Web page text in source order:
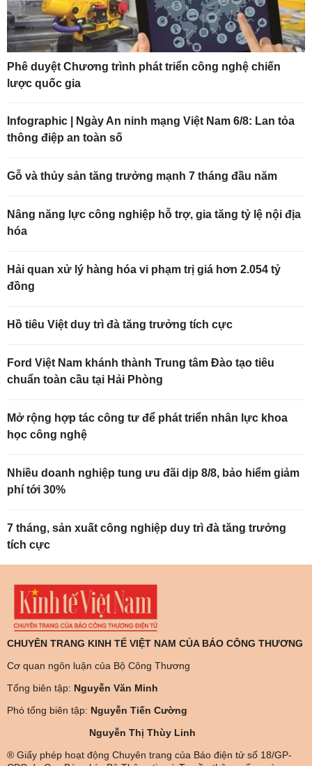
Phê duyệt Chương trình phát triển công nghệ chiến
lược quốc gia
Infographic | Ngày An ninh mạng Việt Nam 6/8: Lan tỏa
thông điệp an toàn số
Gỗ và thủy sản tăng trưởng mạnh 7 tháng đầu năm
Nâng năng lực công nghiệp hỗ trợ, gia tăng tỷ lệ nội địa
hóa
Hải quan xử lý hàng hóa vi phạm trị giá hơn 2.054 tỷ
đồng
Hồ tiêu Việt duy trì đà tăng trưởng tích cực
Ford Việt Nam khánh thành Trung tâm Đào tạo tiêu
chuẩn toàn cầu tại Hải Phòng
Mở rộng hợp tác công tư để phát triển nhân lực khoa
học công nghệ
Nhiều doanh nghiệp tung ưu đãi dịp 8/8, bảo hiểm giảm
phí tới 30%
7 tháng, sản xuất công nghiệp duy trì đà tăng trưởng
tích cực
CHUYÊN TRANG KINH TẾ VIỆT NAM CỦA BÁO CÔNG THƯƠNG
Cơ quan ngôn luận của Bộ Công Thương
Tổng biên tập: Nguyễn Văn Minh
Phó tổng biên tập: Nguyễn Tiến Cường
Nguyễn Thị Thùy Linh
® Giấy phép hoạt động Chuyên trang của Báo điện tử số 18/GP-